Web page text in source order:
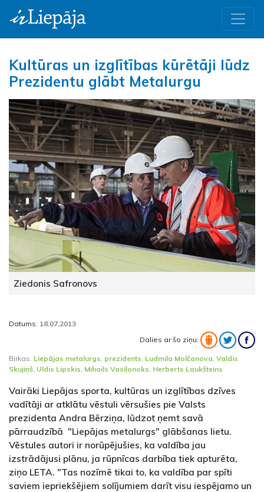
Kultūras un izglītības kūrētāji lūdz
Prezidentu glābt Metalurgu
Ziedonis Safronovs
Datums: 18.07.2013
Dalies ar šo ziņu:
Birkas: Liepājas metalurgs prezidents Ludmila Molčanova Valdis
Skujiņš Uldis Lipskis Mihails Vasiļonoks Herberts Laukšteins
Vairāki Liepājas sporta, kultūras un izglītības dzīves
vadītāji ar atklātu vēstuli vērsušies pie Valsts
prezidenta Andra Bērziņa, lūdzot ņemt savā
pārraudzībā "Liepājas metalurgs" glābšanas lietu.
Vēstules autori ir norūpējušies, ka valdība jau
izstrādājusi plānu, ja rūpnīcas darbība tiek apturēta,
ziņo LETA. "Tas nozīmē tikai to, ka valdība par spīti
saviem iepriekšējiem solījumiem darīt visu iespējamo un